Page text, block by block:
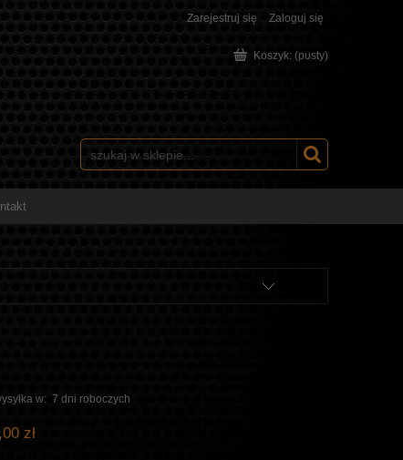
Zarejestruj się Zaloguj się
Koszyk: (pusty)
w: 7 dni roboczych
zł